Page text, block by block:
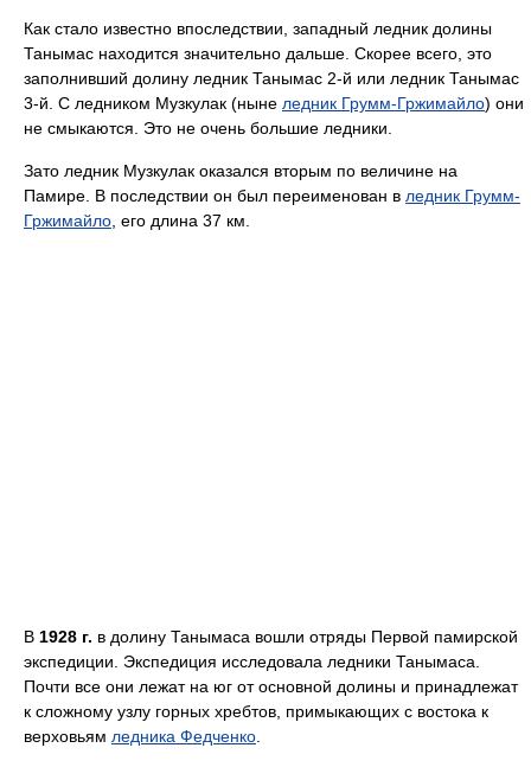
Как стало известно впоследствии, западный ледник долины
Танымас находится значительно дальше. Скорее всего, это
заполнивший долину ледник Танымас 2-й или ледник Танымас
3-й. С ледником Музкулак (ныне ледник Грумм-Гржимайло) они
не смыкаются. Это не очень большие ледники.
Зато ледник Музкулак оказался вторым по величине на
Памире. В последствии он был переименован в ледник Грумм-
Гржимайло , его длина 37 км.
В 1928 г. в долину Танымаса вошли отряды Первой памирской
экспедиции. Экспедиция исследовала ледники Танымаса.
Почти все они лежат на юг от основной долины и принадлежат
к сложному узлу горных хребтов, примыкающих с востока к
верховьям ледника Федченко